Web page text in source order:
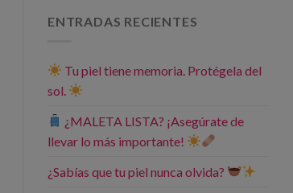
ENTRADAS RECIENTES
Tu piel tiene memoria. Protégela del
sol.
¿MALETA LISTA? ¡Asegúrate de
llevar lo más importante!
¿Sabías que tu piel nunca olvida?